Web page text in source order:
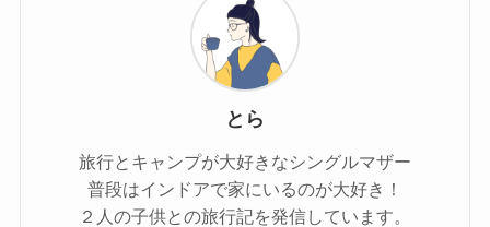
とら
旅行とキャンプが大好きなシングルマザー
普段はインドアで家にいるのが大好き！
２人の子供との旅行記を発信しています。